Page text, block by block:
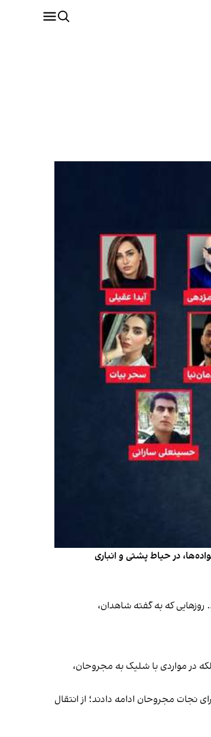
در حیاط پشتی و انباری
روزهایی که به گفته شاهدان،
در مواردی با شلیک به مجروحان،
نجات مجروحان ادامه دادند؛ از انتقال